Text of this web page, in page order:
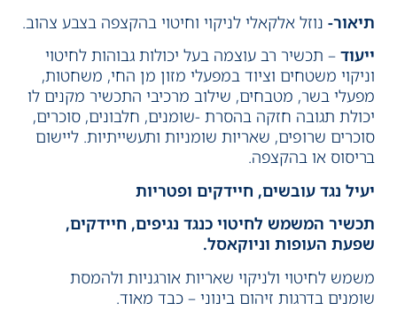
תיאור- נוזל אלקאלי לניקוי וחיטוי בהקצפה בצבע צהוב.
ייעוד – תכשיר רב עוצמה בעל יכולות גבוהות לחיטוי
וניקוי משטחים וציוד במפעלי מזון מן החי, משחטות,
מפעלי בשר, מטבחים, שילוב מרכיבי התכשיר מקנים לו
יכולת תגובה חזקה בהסרת -שומנים, חלבונים, סוכרים,
סוכרים שרופים, שאריות שומניות ותעשייתיות. ליישום
בריסוס או בהקצפה.
יעיל נגד עובשים, חיידקים ופטריות
תכשיר המשמש לחיטוי כנגד נגיפים, חיידקים,
שפעת העופות וניוקאסל.
משמש לחיטוי ולניקוי שאריות אורגניות ולהמסת
שומנים בדרגות זיהום בינוני – כבד מאוד.